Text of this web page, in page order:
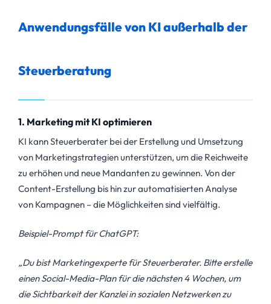
Anwendungsfälle von KI außerhalb der
Steuerberatung
1. Marketing mit KI optimieren
KI kann Steuerberater bei der Erstellung und Umsetzung
von Marketingstrategien unterstützen, um die Reichweite
zu erhöhen und neue Mandanten zu gewinnen. Von der
Content-Erstellung bis hin zur automatisierten Analyse
von Kampagnen – die Möglichkeiten sind vielfältig.
Beispiel-Prompt für ChatGPT:
„Du bist Marketingexperte für Steuerberater. Bitte erstelle
einen Social-Media-Plan für die nächsten 4 Wochen, um
die Sichtbarkeit der Kanzlei in sozialen Netzwerken zu